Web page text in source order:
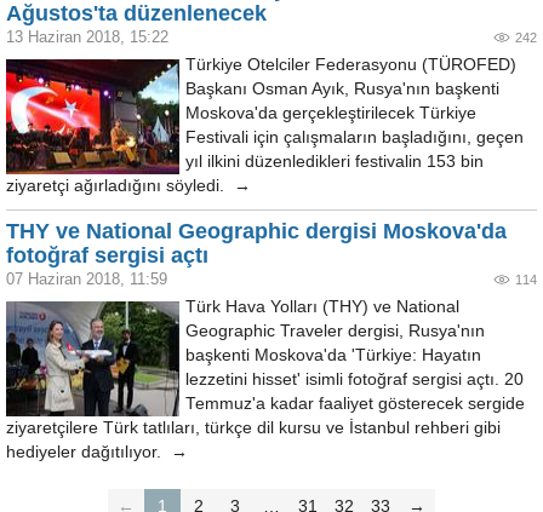
Ağustos'ta düzenlenecek
13 Haziran 2018, 15:22 242
Türkiye Otelciler Federasyonu (TÜROFED)
Başkanı Osman Ayık, Rusya'nın başkenti
Moskova'da gerçekleştirilecek Türkiye
Festivali için çalışmaların başladığını, geçen
yıl ilkini düzenledikleri festivalin 153 bin
ziyaretçi ağırladığını söyledi. →
THY ve National Geographic dergisi Moskova'da
fotoğraf sergisi açtı
07 Haziran 2018, 11:59 114
Türk Hava Yolları (THY) ve National
Geographic Traveler dergisi, Rusya'nın
başkenti Moskova'da 'Türkiye: Hayatın
lezzetini hisset' isimli fotoğraf sergisi açtı. 20
Temmuz'a kadar faaliyet gösterecek sergide
ziyaretçilere Türk tatlıları, türkçe dil kursu ve İstanbul rehberi gibi
hediyeler dağıtılıyor. →
← 1 2 3 … 31 32 33 →